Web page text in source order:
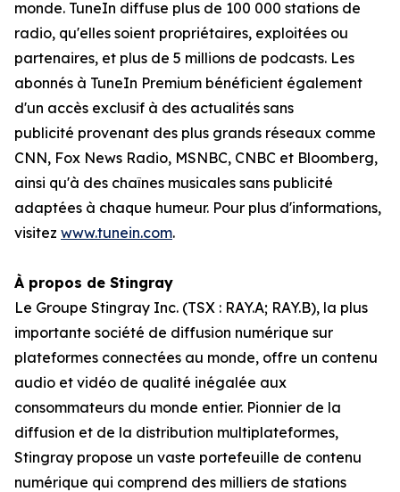
monde. TuneIn diffuse plus de 100 000 stations de
radio, qu'elles soient propriétaires, exploitées ou
partenaires, et plus de 5 millions de podcasts. Les
abonnés à TuneIn Premium bénéficient également
d'un accès exclusif à des actualités sans
publicité provenant des plus grands réseaux comme
CNN, Fox News Radio, MSNBC, CNBC et Bloomberg,
ainsi qu'à des chaînes musicales sans publicité
adaptées à chaque humeur. Pour plus d'informations,
visitez www.tunein.com.
À propos de Stingray
Le Groupe Stingray Inc. (TSX : RAY.A; RAY.B), la plus
importante société de diffusion numérique sur
plateformes connectées au monde, offre un contenu
audio et vidéo de qualité inégalée aux
consommateurs du monde entier. Pionnier de la
diffusion et de la distribution multiplateformes,
Stingray propose un vaste portefeuille de contenu
numérique qui comprend des milliers de stations